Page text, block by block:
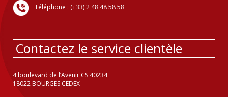
Téléphone : (+33) 2 48 48 58 58
Contactez le service clientèle
4 boulevard de l’Avenir CS 40234
18022 BOURGES CEDEX